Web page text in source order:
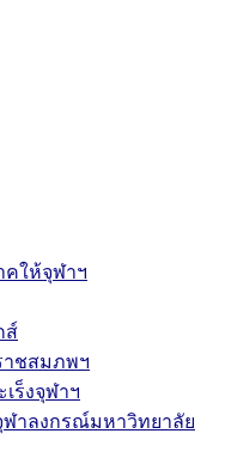
คให้จุฬาฯ
ส์
ชสมภพฯ
ร็งจุฬาฯ
ฬาลงกรณ์มหาวิทยาลัย